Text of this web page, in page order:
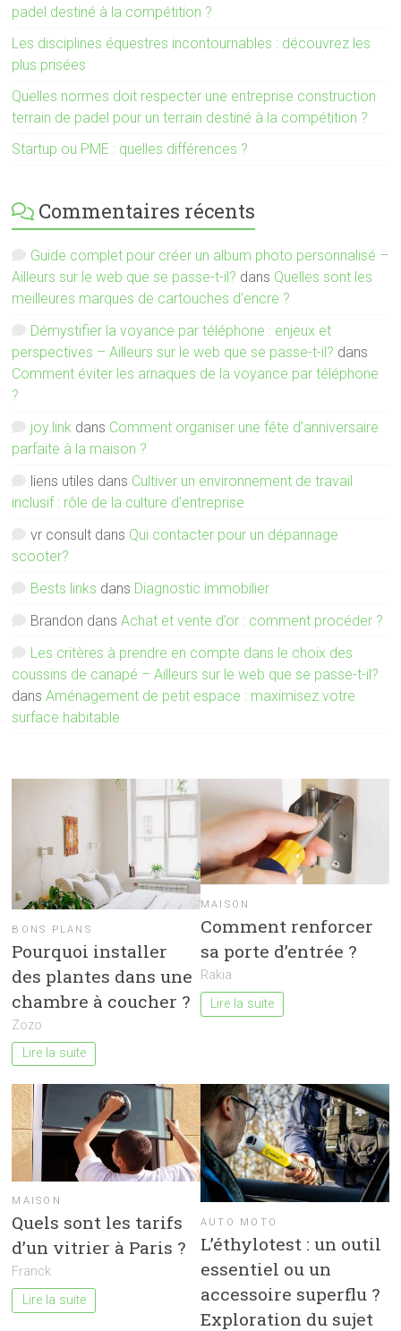
padel destiné à la compétition ?
Les disciplines équestres incontournables : découvrez les
plus prisées
Quelles normes doit respecter une entreprise construction
terrain de padel pour un terrain destiné à la compétition ?
Startup ou PME : quelles différences ?
Commentaires récents
Guide complet pour créer un album photo personnalisé –
Ailleurs sur le web que se passe-t-il? dans Quelles sont les
meilleures marques de cartouches d’encre ?
Démystifier la voyance par téléphone : enjeux et
perspectives – Ailleurs sur le web que se passe-t-il? dans
Comment éviter les arnaques de la voyance par téléphone
?
joy.link dans Comment organiser une fête d’anniversaire
parfaite à la maison ?
liens utiles dans Cultiver un environnement de travail
inclusif : rôle de la culture d’entreprise
vr consult dans Qui contacter pour un dépannage
scooter?
Bests links dans Diagnostic immobilier
Brandon dansAchat et vente d’or : comment procéder ?
Les critères à prendre en compte dans le choix des
coussins de canapé – Ailleurs sur le web que se passe-t-il?
dansAménagement de petit espace : maximisez votre
surface habitable
BONS PLANS
Pourquoi installer
des plantes dans une
chambre à coucher ?
Zozo
Lire la suite
MAISON
Comment renforcer
sa porte d’entrée ?
Rakia
Lire la suite
MAISON
Quels sont les tarifs
d’un vitrier à Paris ?
Franck
Lire la suite
AUTO MOTO
L’éthylotest : un outil
essentiel ou un
accessoire superflu ?
Exploration du sujet